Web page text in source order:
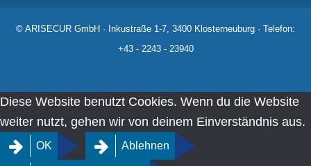
© ARISECUR GmbH · Inkustraße 1-7, 3400 Klosterneuburg · Telefon:
+43 - 2243 - 23940
Diese Website benutzt Cookies. Wenn du die Website
weiter nutzt, gehen wir von deinem Einverständnis aus.
OK Ablehnen